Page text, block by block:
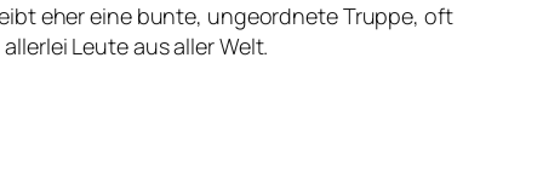
eher eine bunte, ungeordnete Truppe, oft
Leute aus aller Welt.